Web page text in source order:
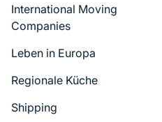
International Moving
Companies
Leben in Europa
Regionale Küche
Shipping